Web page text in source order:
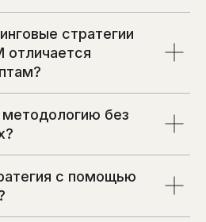
стратегии
отличается
без
с помощью